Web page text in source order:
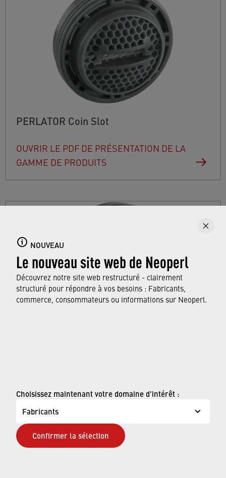
NOUVEAU
Le nouveau site web de Neoperl
Découvrez notre site web restructuré - clairement
structuré pour répondre à vos besoins : Fabricants,
commerce, consommateurs ou informations sur Neoperl.
Choisissez maintenant votre domaine d'intérêt :
Fabricants
Confirmer la sélection
PERLATOR Coin Slot
OUVRIR LE PDF DE PRÉSENTATION DE LA
GAMME DE PRODUITS